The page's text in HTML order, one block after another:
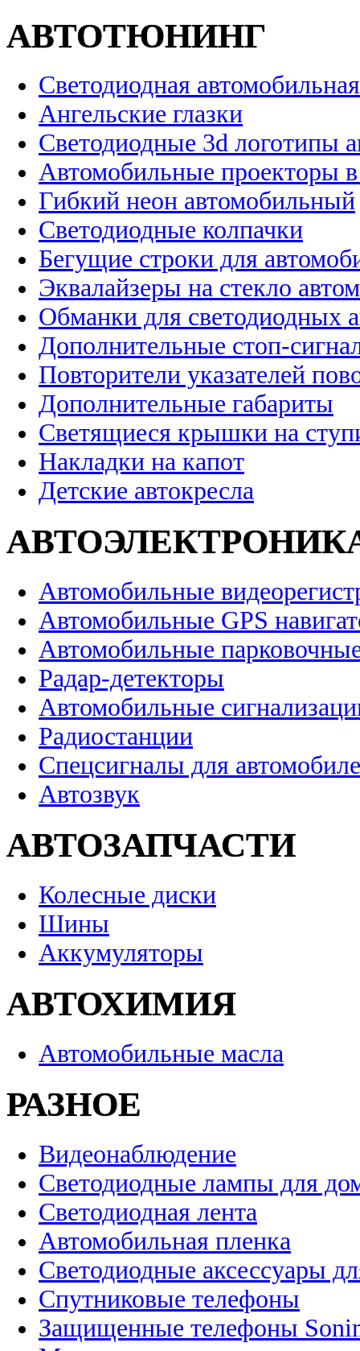
АВТОТЮНИНГ
Светодиодная
Ангельские глазки
Светодиодные 3d логотипы
Автомобильные проекторы
Гибкий неон автомобильный
Светодиодные колпачки
Бегущие строки для
Эквалайзеры на стекло
Обманки для светодиодных
Дополнительные стоп-
Повторители указателей
Дополнительные габариты
Светящиеся крышки на
Накладки на капот
Детские автокресла
Автомобильные
Автомобильные GPS
Автомобильные
Радар-детекторы
Автомобильные
Радиостанции
Спецсигналы для
Автозвук
АВТОЗАПЧАСТИ
Колесные диски
Шины
Аккумуляторы
АВТОХИМИЯ
Автомобильные масла
РАЗНОЕ
Видеонаблюдение
Светодиодные лампы для
Светодиодная лента
Автомобильная пленка
Светодиодные аксессуары
Спутниковые телефоны
Защищенные телефоны